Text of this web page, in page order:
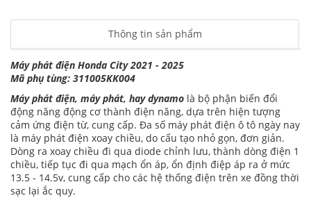
Thông tin sản phẩm
Máy phát điện Honda City 2021 - 2025
Mã phụ tùng: 311005KK004
Máy phát điện, máy phát, hay dynamo là bộ phận biến đổi
động năng động cơ thành điện năng, dựa trên hiện tượng
cảm ứng điện từ, cung cấp. Đa số máy phát điện ô tô ngày nay
là máy phát điện xoay chiều, do cấu tạo nhỏ gọn, đơn giản.
Dòng ra xoay chiều đi qua diode chỉnh lưu, thành dòng điện 1
chiều, tiếp tục đi qua mạch ổn áp, ổn định điệp áp ra ở mức
13.5 - 14.5v, cung cấp cho các hệ thống điện trên xe đồng thời
sạc lại ắc quy.